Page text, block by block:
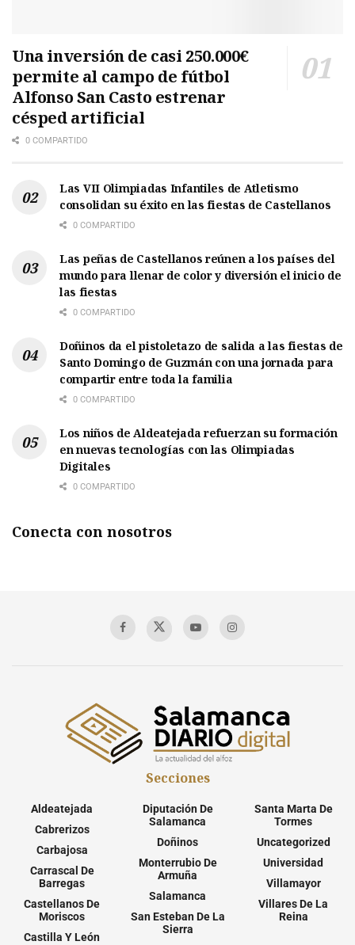
Una inversión de casi 250.000€
permite al campo de fútbol
Alfonso San Casto estrenar
césped artificial
0 COMPARTIDO
Las VII Olimpiadas Infantiles de Atletismo
consolidan su éxito en las fiestas de Castellanos
0 COMPARTIDO
Las peñas de Castellanos reúnen a los países del
mundo para llenar de color y diversión el inicio de
las fiestas
0 COMPARTIDO
Doñinos da el pistoletazo de salida a las fiestas de
Santo Domingo de Guzmán con una jornada para
compartir entre toda la familia
0 COMPARTIDO
Los niños de Aldeatejada refuerzan su formación
en nuevas tecnologías con las Olimpiadas
Digitales
0 COMPARTIDO
Conecta con nosotros
Secciones
Aldeatejada
Cabrerizos
Carbajosa
Carrascal De
Barregas
Castellanos De
Moriscos
Castilla Y León
Diputación De
Salamanca
Doñinos
Monterrubio De
Armuña
Salamanca
San Esteban De La
Sierra
Santa Marta De
Tormes
Uncategorized
Universidad
Villamayor
Villares De La
Reina